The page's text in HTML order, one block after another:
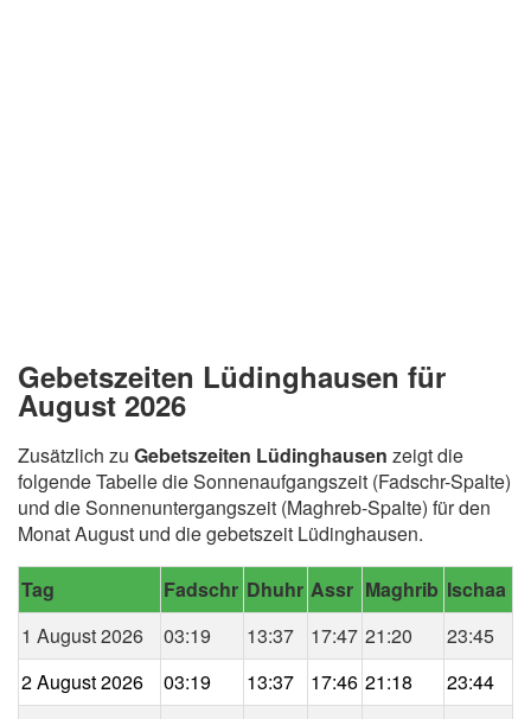
Gebetszeiten Lüdinghausen für
August 2026
Zusätzlich zu Gebetszeiten Lüdinghausen zeigt die
folgende Tabelle die Sonnenaufgangszeit (Fadschr-Spalte)
und die Sonnenuntergangszeit (Maghreb-Spalte) für den
Monat August und die gebetszeit Lüdinghausen.
Tag Fadschr Dhuhr Assr Maghrib Ischaa
1 August 2026
03:19 13:37 17:47 21:20
23:45
2 August 2026
03:19 13:37 17:46 21:18
23:44